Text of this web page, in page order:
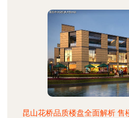
昆山花桥品质楼盘全面解析 售